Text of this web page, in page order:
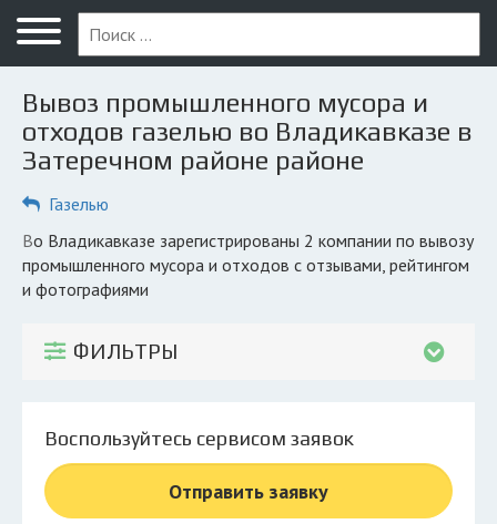
Меню
Главная
Вопрос юристу
Владикавказ
ПОЛЬЗОВАТЕЛЯМ
Компании
Экоблог
Личный кабинет
Вывоз промышленного мусора и
отходов газелью во Владикавказе в
Затеречном районе районе
Газелью
во Владикавказе зарегистрированы 2 компании по вывозу
промышленного мусора и отходов с отзывами, рейтингом
и фотографиями
ФИЛЬТРЫ
Воспользуйтесь сервисом заявок
Отправить заявку